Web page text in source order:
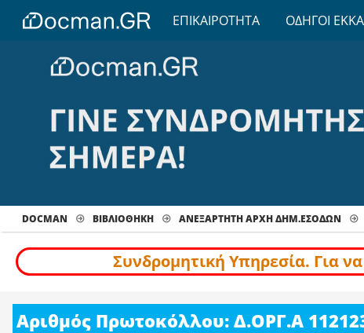
ΕΠΙΚΑΙΡΟΤΗΤΑ ΟΔΗΓΟΙ
DOCMAN ΒΙΒΛΙΟΘΗΚΗ ΑΝΕΞΑΡΤΗΤΗ ΑΡΧΗ ΔΗΜ.ΕΣΟΔΩΝ
Συνδρομητική Υπηρεσία. Για
Αριθμός Πρωτοκόλλου: Δ.ΟΡΓ.Α